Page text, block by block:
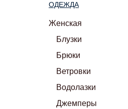
ОДЕЖДА
Женская
Блузки
Брюки
Ветровки
Водолазки
Джемперы